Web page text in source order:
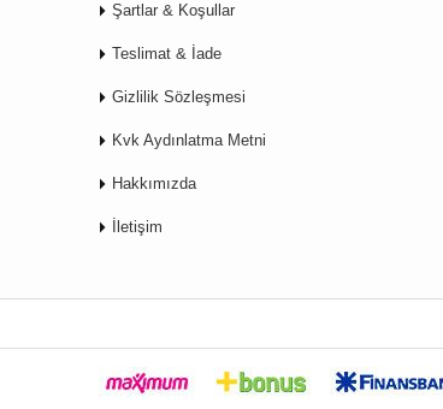
Şartlar & Koşullar
Teslimat & İade
Gizlilik Sözleşmesi
Kvk Aydınlatma Metni
Hakkımızda
İletişim